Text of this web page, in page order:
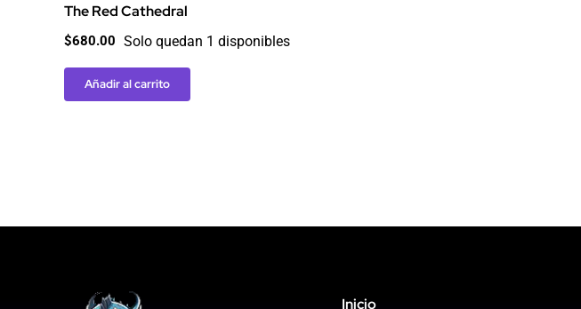
The Red Cathedral
$680.00 Solo quedan 1 disponibles
Añadir al carrito
Inicio